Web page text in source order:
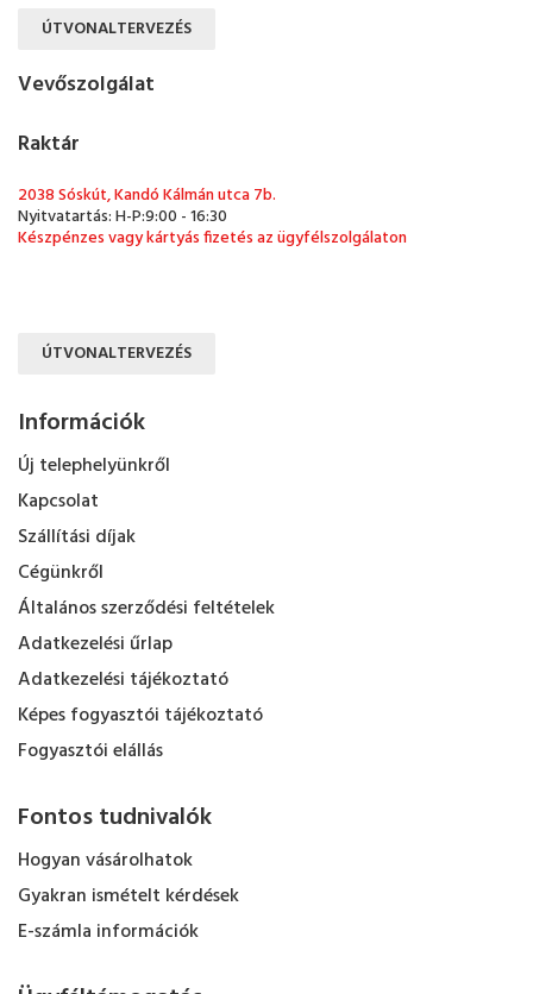
ÚTVONALTERVEZÉS
Vevőszolgálat
Raktár
2038 Sóskút, Kandó Kálmán utca 7b.
Nyitvatartás: H-P:9:00 - 16:30
Készpénzes vagy kártyás fizetés az ügyfélszolgálaton
ÚTVONALTERVEZÉS
Információk
Új telephelyünkről
Kapcsolat
Szállítási díjak
Cégünkről
Általános szerződési feltételek
Adatkezelési űrlap
Adatkezelési tájékoztató
Képes fogyasztói tájékoztató
Fogyasztói elállás
Fontos tudnivalók
Hogyan vásárolhatok
Gyakran ismételt kérdések
E-számla információk